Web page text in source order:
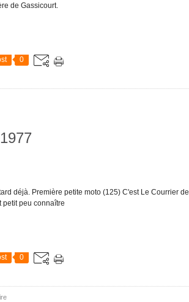
de Gassicourt.
0
déjà. Première petite moto (125) C'est Le Courrier de
petit peu connaître
0